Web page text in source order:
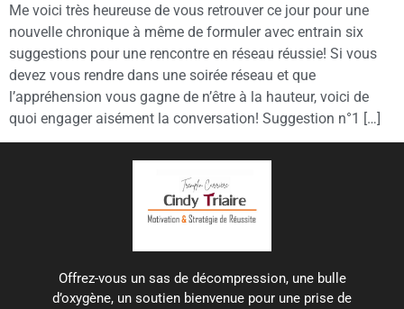
Me voici très heureuse de vous retrouver ce jour pour une
nouvelle chronique à même de formuler avec entrain six
suggestions pour une rencontre en réseau réussie! Si vous
devez vous rendre dans une soirée réseau et que
l’appréhension vous gagne de n’être à la hauteur, voici de
quoi engager aisément la conversation! Suggestion n°1 […]
Offrez-vous un sas de décompression, une bulle
d’oxygène, un soutien bienvenue pour une prise de